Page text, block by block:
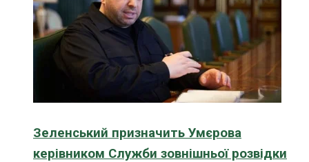
Зеленський призначить Умєрова
керівником Служби зовнішньої розвідки